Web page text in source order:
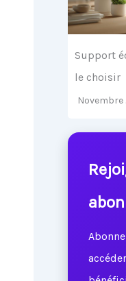
Support
le choisir
Novembre